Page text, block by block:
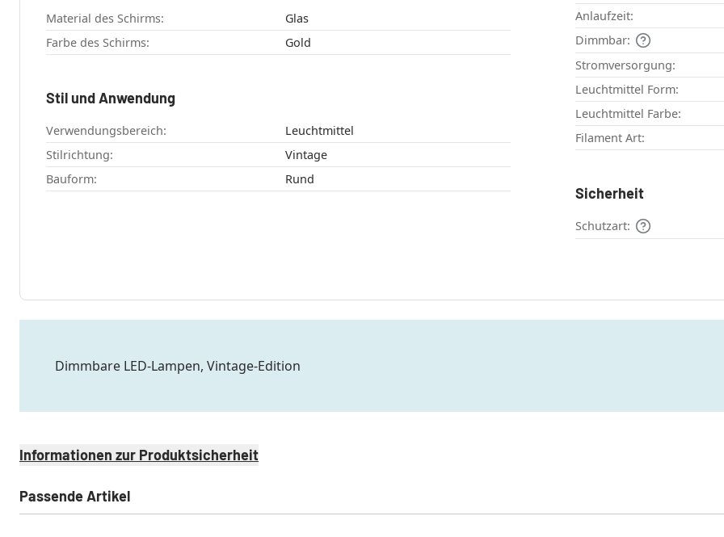
Material des Schirms:
Glas
Farbe des Schirms:
Gold
Stil und Anwendung
Verwendungsbereich:
Leuchtmittel
Stilrichtung:
Vintage
Bauform:
Rund
Anlaufzeit:
Dimmbar:
Stromversorgung:
Leuchtmittel Form:
Leuchtmittel Farbe:
Filament Art:
Sicherheit
Schutzart:
Dimmbare LED-Lampen, Vintage-Edition
Informationen zur Produktsicherheit
Passende Artikel